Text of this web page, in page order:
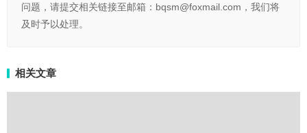
问题，请提交相关链接至邮箱：bqsm@foxmail.com，我们将
及时予以处理。
相关文章